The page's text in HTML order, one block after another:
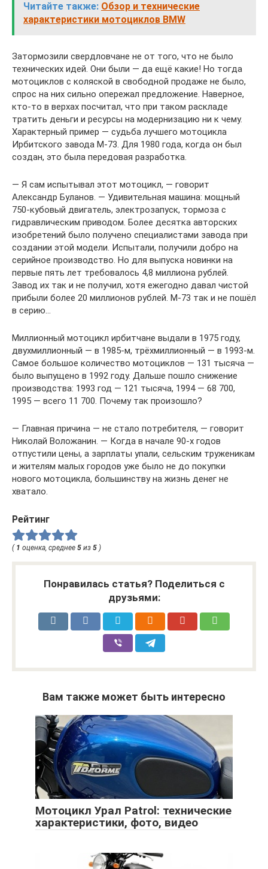
Читайте также: Обзор и технические
характеристики мотоциклов BMW
Затормозили свердловчане не от того, что не было
технических идей. Они были — да ещё какие! Но тогда
мотоциклов с коляской в свободной продаже не было,
спрос на них сильно опережал предложение. Наверное,
кто-то в верхах посчитал, что при таком раскладе
тратить деньги и ресурсы на модернизацию ни к чему.
Характерный пример — судьба лучшего мотоцикла
Ирбитского завода М-73. Для 1980 года, когда он был
создан, это была передовая разработка.
— Я сам испытывал этот мотоцикл, — говорит
Александр Буланов. — Удивительная машина: мощный
750-кубовый двигатель, электрозапуск, тормоза с
гидравлическим приводом. Более десятка авторских
изобретений было получено специалистами завода при
создании этой модели. Испытали, получили добро на
серийное производство. Но для выпуска новинки на
первые пять лет требовалось 4,8 миллиона рублей.
Завод их так и не получил, хотя ежегодно давал чистой
прибыли более 20 миллионов рублей. М-73 так и не пошёл
в серию…
Миллионный мотоцикл ирбитчане выдали в 1975 году,
двухмиллионный — в 1985-м, трёхмиллионный — в 1993-м.
Самое большое количество мотоциклов — 131 тысяча —
было выпущено в 1992 году. Дальше пошло снижение
производства: 1993 год — 121 тысяча, 1994 — 68 700,
1995 — всего 11 700. Почему так произошло?
— Главная причина — не стало потребителя, — говорит
Николай Воложанин. — Когда в начале 90-х годов
отпустили цены, а зарплаты упали, сельским труженикам
и жителям малых городов уже было не до покупки
нового мотоцикла, большинству на жизнь денег не
хватало.
Рейтинг
( 1 оценка, среднее 5 из 5 )
Понравилась статья? Поделиться с
друзьями:
Вам также может быть интересно
Мотоцикл Урал Patrol: технические
характеристики, фото, видео